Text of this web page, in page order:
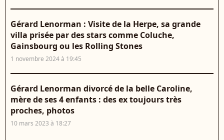
Gérard Lenorman : Visite de la Herpe, sa grande
villa prisée par des stars comme Coluche,
Gainsbourg ou les Rolling Stones
1 novembre 2024 à 19:45
Gérard Lenorman divorcé de la belle Caroline,
mère de ses 4 enfants : des ex toujours très
proches, photos
10 mars 2023 à 18:27